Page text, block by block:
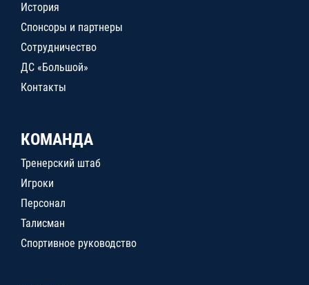
История
Спонсоры и партнеры
Сотрудничество
ДС «Большой»
Контакты
КОМАНДА
Тренерский штаб
Игроки
Персонал
Талисман
Спортивное руководство